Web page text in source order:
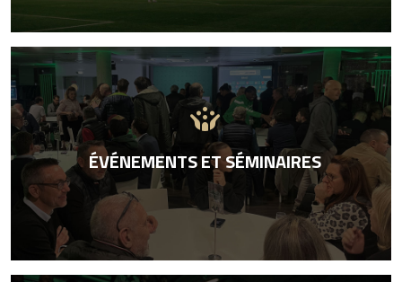
crowdsource
ÉVÉNEMENTS ET SÉMINAIRES